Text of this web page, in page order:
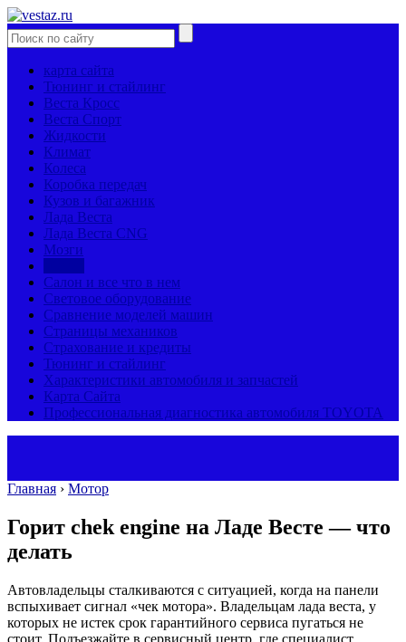
карта сайта
Тюнинг и стайлинг
Веста Кросс
Веста Спорт
Жидкости
Климат
Колеса
Коробка передач
Кузов и багажник
Лада Веста
Лада Веста CNG
Мозги
Салон и все что в нем
Световое оборудование
Сравнение моделей машин
Страницы механиков
Страхование и кредиты
Тюнинг и стайлинг
Характеристики автомобиля и запчастей
Карта Сайта
Профессиональная диагностика автомобиля TOYOTA
Главная › Мотор
Горит chek engine на Ладе Весте — что
делать
Автовладельцы сталкиваются с ситуацией, когда на панели
вспыхивает сигнал «чек мотора». Владельцам лада веста, у
которых не истек срок гарантийного сервиса пугаться не
стоит. Подъезжайте в сервисный центр, где специалист